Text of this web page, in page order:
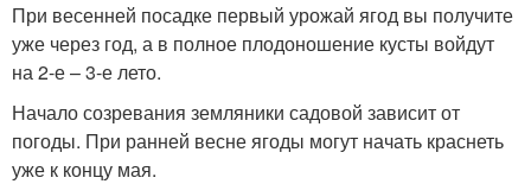
При весенней посадке первый урожай ягод вы получите
уже через год, а в полное плодоношение кусты войдут
на 2-е – 3-е лето.
Начало созревания земляники садовой зависит от
погоды. При ранней весне ягоды могут начать краснеть
уже к концу мая.